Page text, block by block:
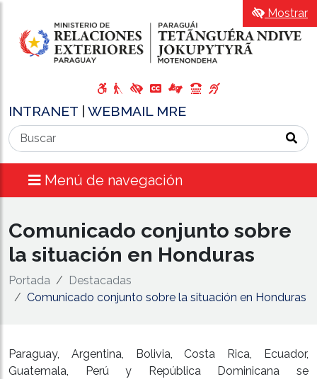
INTRANET WEBMAIL MRE
Menú de navegación
Mostrar
Comunicado conjunto sobre
la situación en Honduras
Portada
Destacadas
Comunicado conjunto sobre la situación en Honduras
Paraguay, Argentina, Bolivia, Costa Rica, Ecuador,
Guatemala, Perú y República Dominicana se